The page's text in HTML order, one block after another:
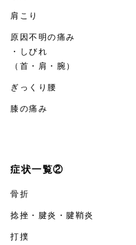
肩こり
原因不明の痛み
・しびれ
（首・肩・腕）
ぎっくり腰
膝の痛み
症状一覧②
骨折
捻挫・腱炎・腱鞘炎
打撲